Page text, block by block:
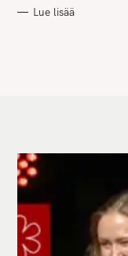
I
Lue lisää